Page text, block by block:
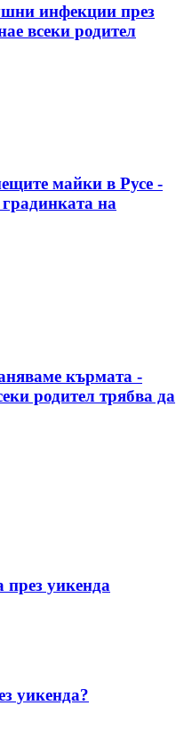
инфекции през
всеки родител
майки в Русе -
на
кърмата -
родител трябва да
уикенда
уикенда?